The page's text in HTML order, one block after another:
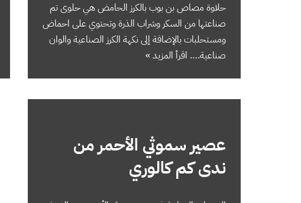
حلاوة مصاص بن بوب بالكرز الحامض هي حلوى تم
صناعتها من السكر وشراب الذرة وتحتوي على احماض
ومستحلبات بالإضافة إلى نكهة الكرز الصناعية والوان
صناعية.… اقرأ المزيد »
عصير سموثي الأحمر من
ندى كم كالوري